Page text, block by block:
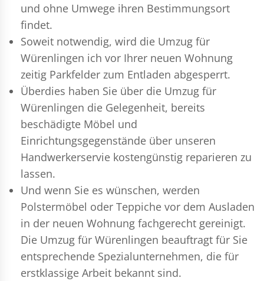
und ohne Umwege ihren Bestimmungsort
findet.
Soweit notwendig, wird die Umzug für
Würenlingen ich vor Ihrer neuen Wohnung
zeitig Parkfelder zum Entladen abgesperrt.
Überdies haben Sie über die Umzug für
Würenlingen die Gelegenheit, bereits
beschädigte Möbel und
Einrichtungsgegenstände über unseren
Handwerkerservie kostengünstig reparieren zu
lassen.
Und wenn Sie es wünschen, werden
Polstermöbel oder Teppiche vor dem Ausladen
in der neuen Wohnung fachgerecht gereinigt.
Die Umzug für Würenlingen beauftragt für Sie
entsprechende Spezialunternehmen, die für
erstklassige Arbeit bekannt sind.